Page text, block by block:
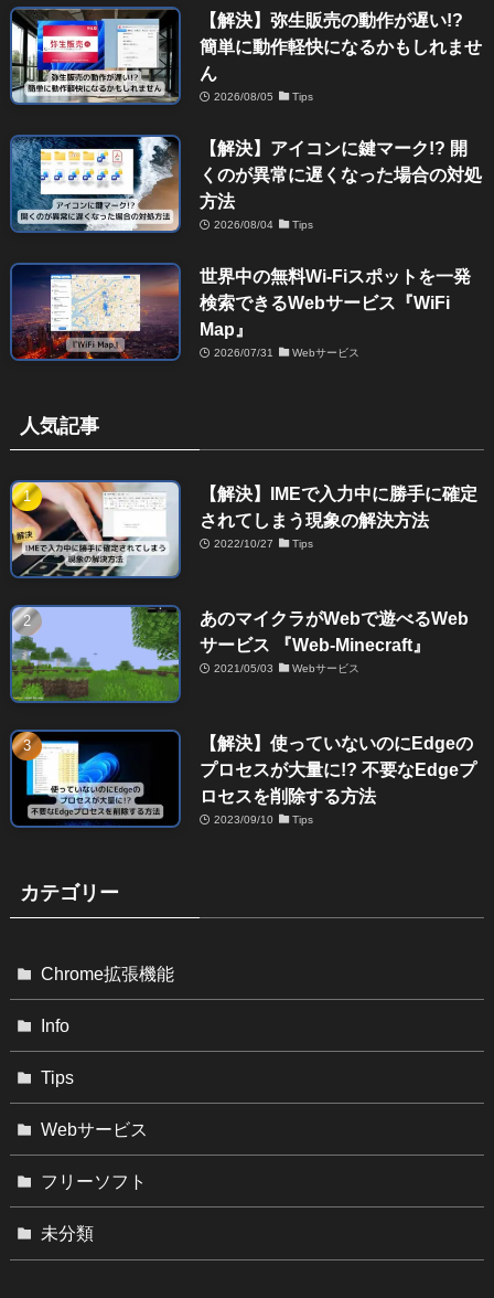
【解決】弥生販売の動作が遅い!?
簡単に動作軽快になるかもしれませ
ん
2026/08/05 Tips
【解決】アイコンに鍵マーク!? 開
くのが異常に遅くなった場合の対処
方法
2026/08/04 Tips
世界中の無料Wi-Fiスポットを一発
検索できるWebサービス『WiFi
Map』
2026/07/31 Webサービス
人気記事
【解決】IMEで入力中に勝手に確定
されてしまう現象の解決方法
2022/10/27 Tips
あのマイクラがWebで遊べるWeb
サービス 『Web-Minecraft』
2021/05/03 Webサービス
【解決】使っていないのにEdgeの
プロセスが大量に!? 不要なEdgeプ
ロセスを削除する方法
2023/09/10 Tips
カテゴリー
Chrome拡張機能
Info
Tips
Webサービス
フリーソフト
未分類